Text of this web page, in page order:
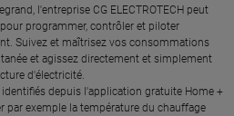
l'entreprise CG ELECTROTECH peut
programmer, contrôler et piloter
Suivez et maîtrisez vos consommations
et agissez directement et simplement
d'électricité.
depuis l'application gratuite Home +
par exemple la température du chauffage